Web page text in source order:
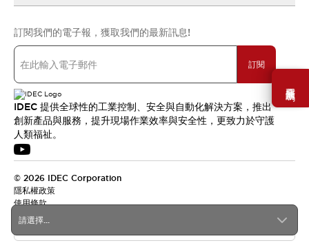
需要幫助嗎？
請選擇...
訂閱我們的電子報，獲取我們的最新訊息!
訂閱
IDEC 提供全球性的工業控制、安全與自動化解決方案，推出
創新產品與服務，提升現場作業效率與安全性，更致力於守護
人類福祉。
© 2026 IDEC Corporation
隱私權政策
使用條款
台灣